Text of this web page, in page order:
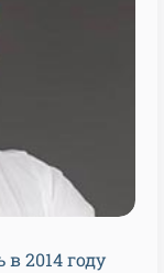
2014 году